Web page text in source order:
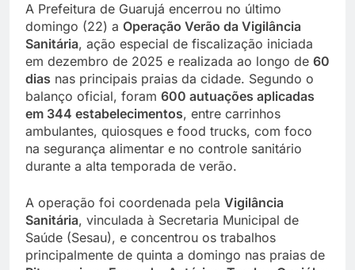
A Prefeitura de Guarujá encerrou no último
domingo (22) a Operação Verão da Vigilância
Sanitária, ação especial de fiscalização iniciada
em dezembro de 2025 e realizada ao longo de 60
dias nas principais praias da cidade. Segundo o
balanço oficial, foram 600 autuações aplicadas
em 344 estabelecimentos, entre carrinhos
ambulantes, quiosques e food trucks, com foco
na segurança alimentar e no controle sanitário
durante a alta temporada de verão.
A operação foi coordenada pela Vigilância
Sanitária, vinculada à Secretaria Municipal de
Saúde (Sesau), e concentrou os trabalhos
principalmente de quinta a domingo nas praias de